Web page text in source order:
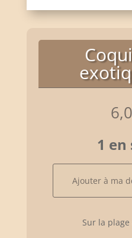
1 en
Ajouter à ma
Sur la